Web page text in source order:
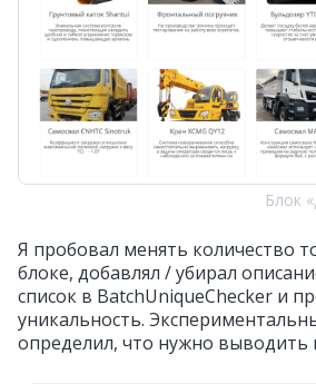
Блок
Я пробовал менять количество
блоке, добавлял / убирал
список в BatchUniqueChecker и
уникальность.
определил, что нужно выводить